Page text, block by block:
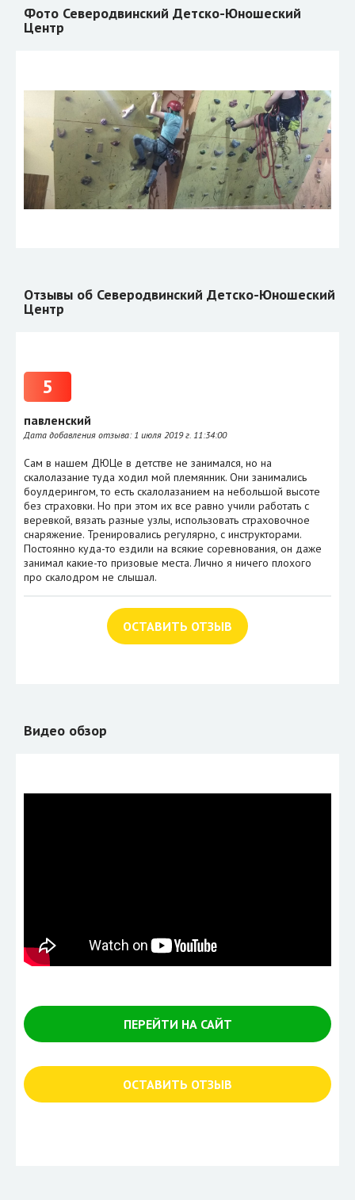
Фото Северодвинский Детско-Юношеский
Центр
Отзывы об Северодвинский Детско-Юношеский
Центр
павленский
Дата добавления отзыва:1 июля 2019 г. 11:34:00
5
Сам в нашем ДЮЦе в детстве не занимался, но на
скалолазание туда ходил мой племянник. Они занимались
боулдерингом, то есть скалолазанием на небольшой высоте
без страховки. Но при этом их все равно учили работать с
веревкой, вязать разные узлы, использовать страховочное
снаряжение. Тренировались регулярно, с инструкторами.
Постоянно куда-то ездили на всякие соревнования, он даже
занимал какие-то призовые места. Лично я ничего плохого
про скалодром не слышал.
ОСТАВИТЬ ОТЗЫВ
Видео обзор
ПЕРЕЙТИ НА САЙТ
ОСТАВИТЬ ОТЗЫВ